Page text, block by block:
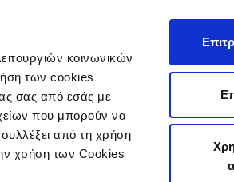
κοινωνικών
των cookies
σας από εσάς με
που μπορούν να
από τη χρήση
χρήση των Cookies
Tweets
Προσεχή